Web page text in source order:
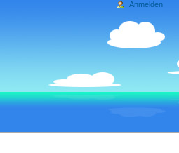
Anmelden